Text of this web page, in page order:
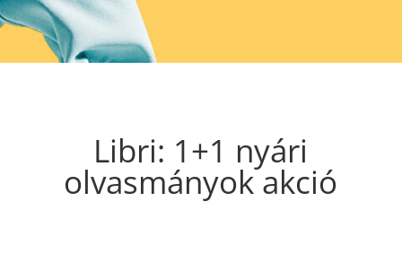
Libri: 1+1 nyári
olvasmányok akció